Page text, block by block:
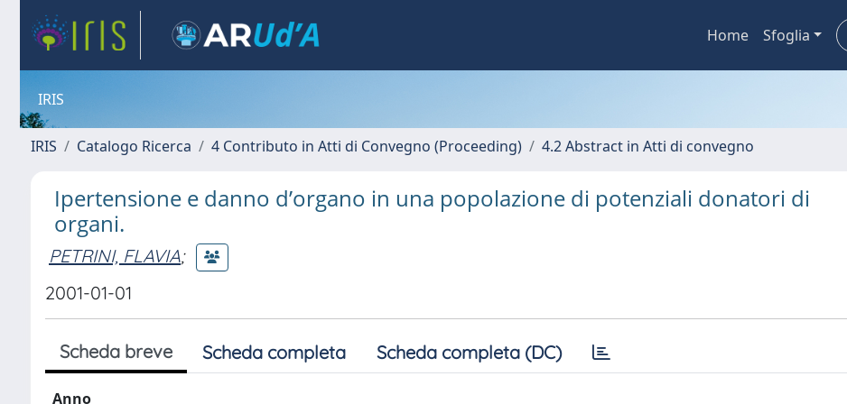
Home Sfoglia
IRIS
IRIS Catalogo Ricerca 4 Contributo in Atti di Convegno (Proceeding) 4.2 Abstract in Atti di convegno
Ipertensione e danno d’organo in una popolazione di potenziali donatori di
organi.
PETRINI, FLAVIA;
2001-01-01
Scheda breve Scheda completa Scheda completa (DC)
Anno